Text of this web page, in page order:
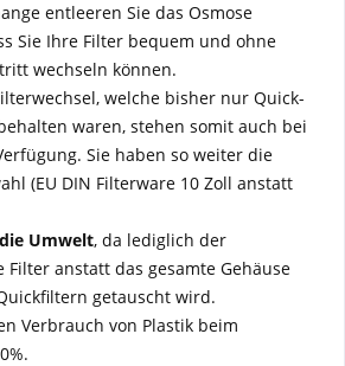
entleeren Sie das Osmose
Sie Ihre Filter bequem und ohne
wechseln können.
welche bisher nur Quick-
waren, stehen somit auch bei
Sie haben so weiter die
(EU DIN Filterware 10 Zoll anstatt
Umwelt, da lediglich der
anstatt das gesamte Gehäuse
getauscht wird.
Verbrauch von Plastik beim